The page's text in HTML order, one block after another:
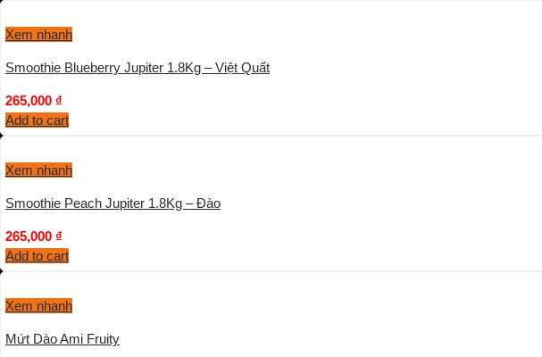
Xem nhanh
Smoothie Blueberry Jupiter 1.8Kg – Việt Quất
265,000 ₫
Add to cart
Xem nhanh
Smoothie Peach Jupiter 1.8Kg – Đào
265,000 ₫
Add to cart
Xem nhanh
Mứt Dào Ami Fruity